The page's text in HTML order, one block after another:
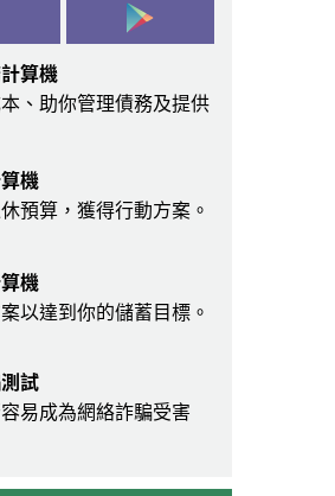
算機
、助你管理債務及提供
機
預算，獲得行動方案。
機
以達到你的儲蓄目標。
試
易成為網絡詐騙受害